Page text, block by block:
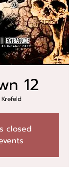
12
Krefeld
closed